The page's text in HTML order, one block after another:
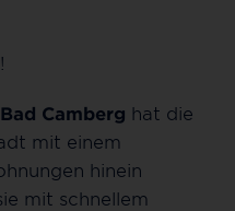
!
Bad Camberg hat die
mit einem
hinein
mit schnellem